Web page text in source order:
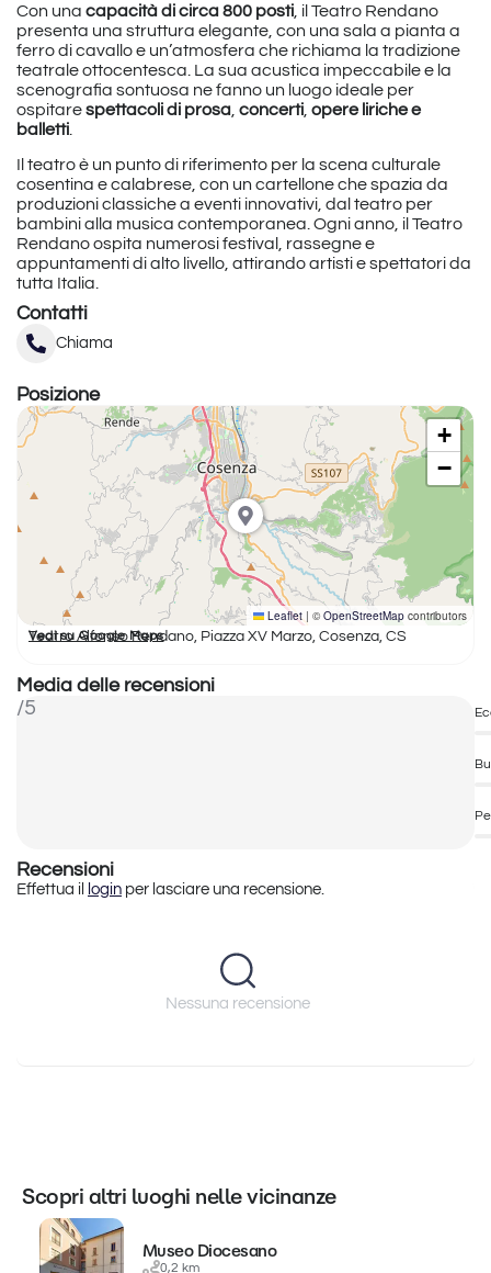
Con una capacità di circa 800 posti , il Teatro Rendano
presenta una struttura elegante, con una sala a pianta a
ferro di cavallo e un’atmosfera che richiama la tradizione
teatrale ottocentesca. La sua acustica impeccabile e la
scenografia sontuosa ne fanno un luogo ideale per
ospitarespettacoli di prosa concerti opere liriche e
balletti
Il teatro è un punto di riferimento per la scena culturale
cosentina e calabrese, con un cartellone che spazia da
produzioni classiche a eventi innovativi, dal teatro per
bambini alla musica contemporanea. Ogni anno, il Teatro
Rendano ospita numerosi festival, rassegne e
appuntamenti di alto livello, attirando artisti e spettatori da
tutta Italia.
Contatti
Chiama
Posizione
+
−
Leaflet | ©OpenStreetMap contributors
Teatro Alfonso Rendano, Piazza XV Marzo, Cosenza, CS
Vedi su Google Maps
Media delle recensioni
/5
Recensioni
Effettua il login per lasciare una recensione.
Nessuna recensione
Scopri altri luoghi nelle vicinanze
Museo Diocesano
0,2 km